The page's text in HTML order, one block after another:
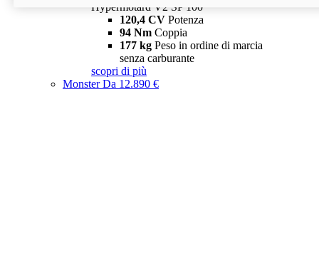
Hypermotard V2 SP 100
120,4 CV Potenza
94 Nm Coppia
177 kg Peso in ordine di marcia
senza carburante
scopri di più
MonsterDa 12.890 €